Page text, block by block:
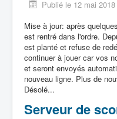
Publié le 12 mai 2018
Mise à jour: après
est rentré dans l'ordre.
est planté et refuse de
continuer à jouer car vos
et seront envoyés
nouveau ligne. Plus de
Désolé...
Serveur de